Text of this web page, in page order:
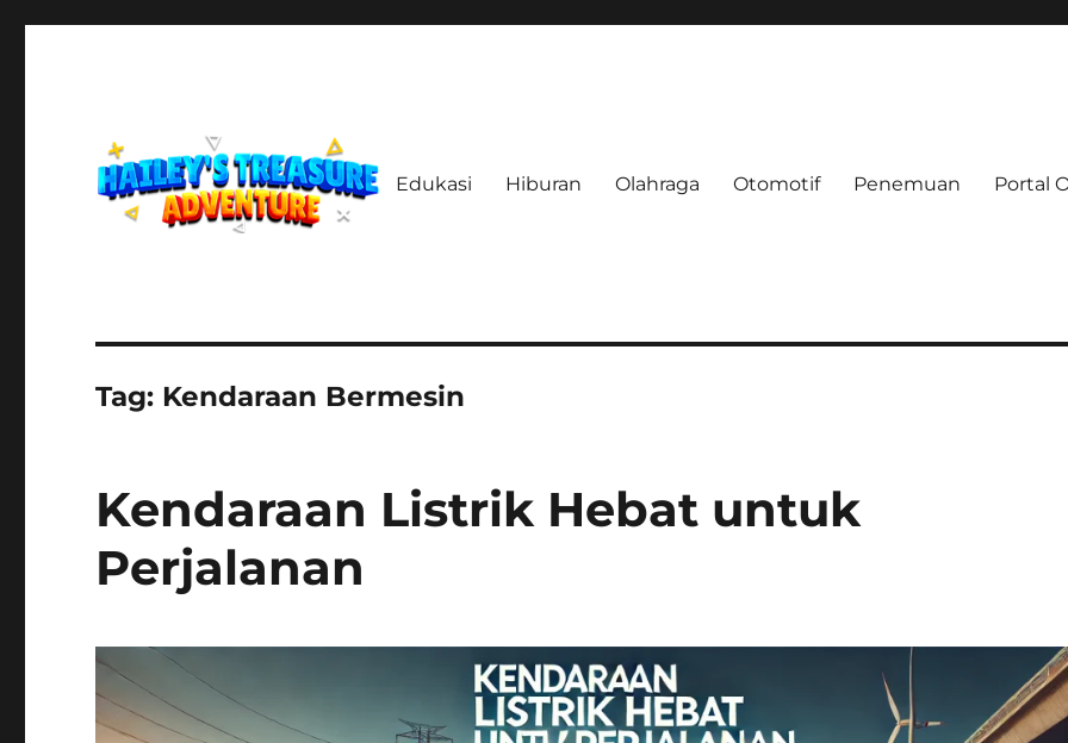
Edukasi Hiburan Olahraga Otomotif Penemuan Portal
Tag: Kendaraan Bermesin
Kendaraan Listrik Hebat untuk
Perjalanan